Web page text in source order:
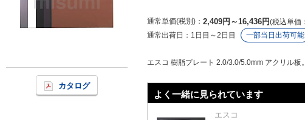
カタログ
通常単価(税別) 2,409円 ～16,436円 税込単価
通常出荷日： 1日目～2日目 一部当日出荷可能
エスコ 樹脂プレート 2.0/3.0/5.0mm アクリル板。
よく一緒に見られています
エスコ